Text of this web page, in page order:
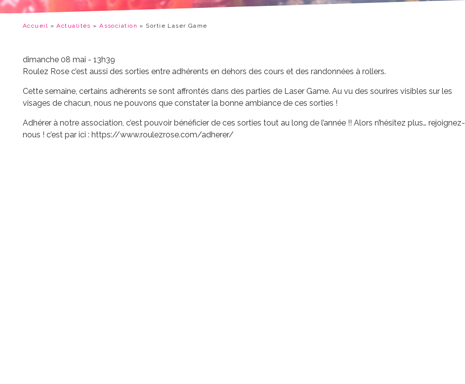
Accueil »Actualités »Association » Sortie Laser Game
dimanche 08 mai - 13h39
Roulez Rose c’est aussi des sorties entre adhérents en dehors des cours et des randonnées à rollers.
Cette semaine, certains adhérents se sont affrontés dans des parties de Laser Game. Au vu des sourires visibles sur les
visages de chacun, nous ne pouvons que constater la bonne ambiance de ces sorties !
Adhérer à notre association, c’est pouvoir bénéficier de ces sorties tout au long de l’année !! Alors n’hésitez plus… rejoignez-
nous ! c’est par ici : https://www.roulezrose.com/adherer/